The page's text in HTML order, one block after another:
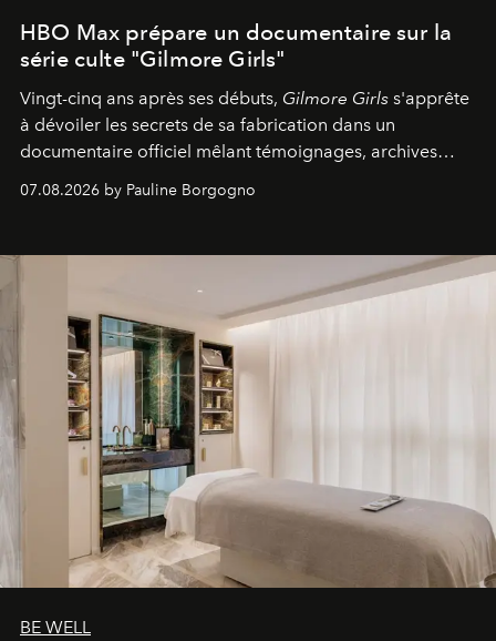
HBO Max prépare un documentaire sur la
série culte "Gilmore Girls"
Vingt-cinq ans après ses débuts, Gilmore Girls s'apprête
à dévoiler les secrets de sa fabrication dans un
documentaire officiel mêlant témoignages, archives
inédites et plongée dans les coulisses d'un phénomène
générationnel.
07.08.2026 by Pauline Borgogno
BE WELL